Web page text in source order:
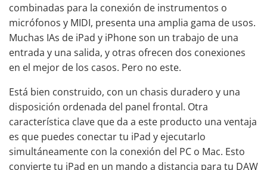
combinadas para la conexión de instrumentos o
micrófonos y MIDI, presenta una amplia gama de usos.
Muchas IAs de iPad y iPhone son un trabajo de una
entrada y una salida, y otras ofrecen dos conexiones
en el mejor de los casos. Pero no este.
Está bien construido, con un chasis duradero y una
disposición ordenada del panel frontal. Otra
característica clave que da a este producto una ventaja
es que puedes conectar tu iPad y ejecutarlo
simultáneamente con la conexión del PC o Mac. Esto
convierte tu iPad en un mando a distancia para tu DAW